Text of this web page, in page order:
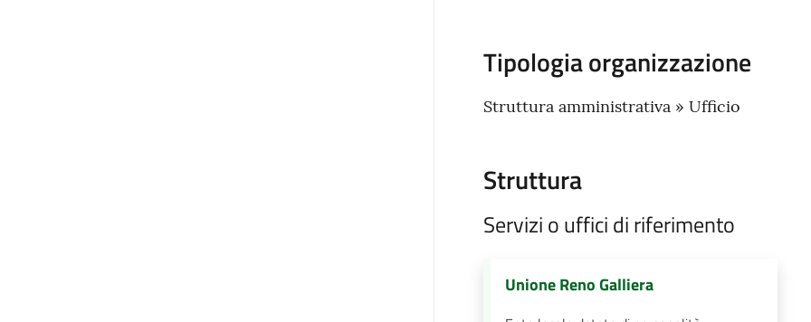
Tipologia organizzazione
Struttura amministrativa » Ufficio
Struttura
Servizi o uffici di riferimento
Unione Reno Galliera